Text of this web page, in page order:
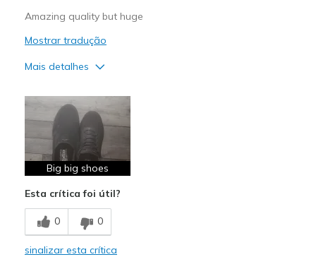
Amazing quality but huge
Mostrar tradução
Mais detalhes
Casual Wear
Going Out
Sizing
View On Shoes
Shoes are for Wearing
Big big shoes
Esta crítica foi útil?
0 0
sinalizar esta crítica